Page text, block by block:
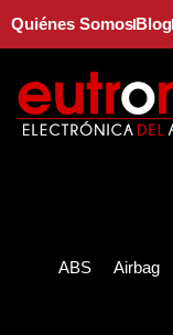
Quiénes SomosBlog
ABS Airbag